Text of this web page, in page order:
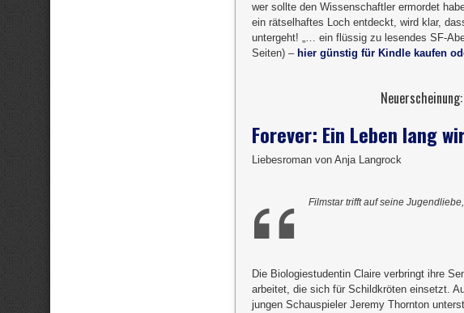
wer sollte den Wissenschaftler ermordet
ein rätselhaftes Loch entdeckt, wird klar,
untergeht! „… ein flüssig zu lesendes SF-
Seiten) – hier günstig für Kindle kaufen
Forever: Ein Leben lang
Liebesroman von Anja Langrock
Filmstar trifft auf seine
Die Biologiestudentin Claire verbringt ihre
arbeitet, die sich für Schildkröten einsetzt.
jungen Schauspieler Jeremy Thornton